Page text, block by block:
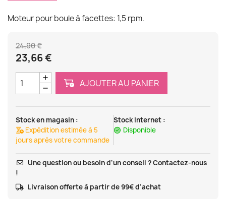
Moteur pour boule à facettes: 1,5 rpm.
24,90 €
23,66 €
AJOUTER AU PANIER
Stock en magasin :
Expédition estimée à 5
jours après votre commande
Stock Internet :
Disponible
Une question ou besoin d'un conseil ? Contactez-nous
!
Livraison offerte à partir de 99€ d'achat